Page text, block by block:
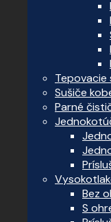
Sušiče
Parné
Bez
S